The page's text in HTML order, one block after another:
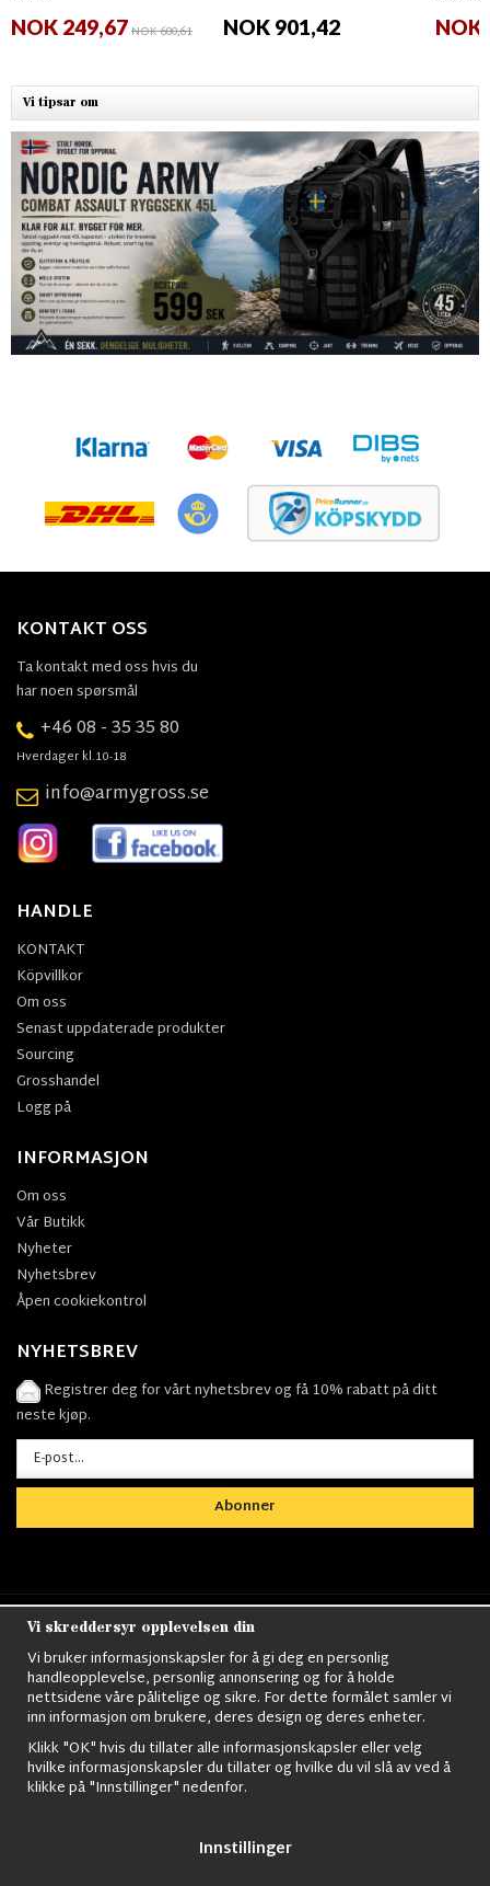
NOK 249,67NOK 600,61 NOK 901,42 NOK
Vi tipsar om
KONTAKT OSS
Ta kontakt med oss hvis du
har noen spørsmål
+46 08 - 35 35 80
Hverdager kl.10-18
info@armygross.se
HANDLE
KONTAKT
Köpvillkor
Om oss
Senast uppdaterade produkter
Sourcing
Grosshandel
Logg på
INFORMASJON
Om oss
Vår Butikk
Nyheter
Nyhetsbrev
Åpen cookiekontrol
NYHETSBREV
Registrer deg for vårt nyhetsbrev og få 10% rabatt på ditt
neste kjøp.
Abonner
Nordens största utbud av
kläder,Militärtöverskott, Militärutrustning, Ordningsvakt
utrustning,väktarkläder,Militärbyxor,Militärjackor,M65
Jackor,Bomberjackor,Militärkängor,Militära Ryggsäckar,Vintage Army
kläder,Sjömanskläder,Paracord,Gasmask,Ghillie
Militärknivar Knivhandskar Natotröjor
Vi skreddersyr opplevelsen din
Vi bruker informasjonskapsler for å gi deg en personlig
handleopplevelse, personlig annonsering og for å holde
nettsidene våre pålitelige og sikre. For dette formålet samler vi
inn informasjon om brukere, deres design og deres enheter.
Klikk "OK" hvis du tillater alle informasjonskapsler eller velg
hvilke informasjonskapsler du tillater og hvilke du vil slå av ved å
klikke på "Innstillinger" nedenfor.
Innstillinger